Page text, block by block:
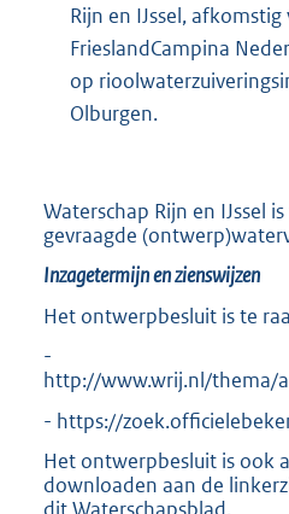
Rijn en IJssel,
FrieslandCampina
op
Olburgen.
Waterschap Rijn en IJssel
gevraagde
Inzagetermijn en zienswijzen
Het ontwerpbesluit is te
-
http://www.wrij.nl/thema/
- https://
Het ontwerpbesluit is ook
downloaden aan de